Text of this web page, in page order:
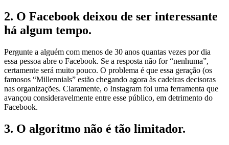
2. O Facebook deixou de ser interessante
há algum tempo.
Pergunte a alguém com menos de 30 anos quantas vezes por dia
essa pessoa abre o Facebook. Se a resposta não for “nenhuma”,
certamente será muito pouco. O problema é que essa geração (os
famosos “Millennials” estão chegando agora às cadeiras decisoras
nas organizações. Claramente, o Instagram foi uma ferramenta que
avançou consideravelmente entre esse público, em detrimento do
Facebook.
3. O algoritmo não é tão limitador.